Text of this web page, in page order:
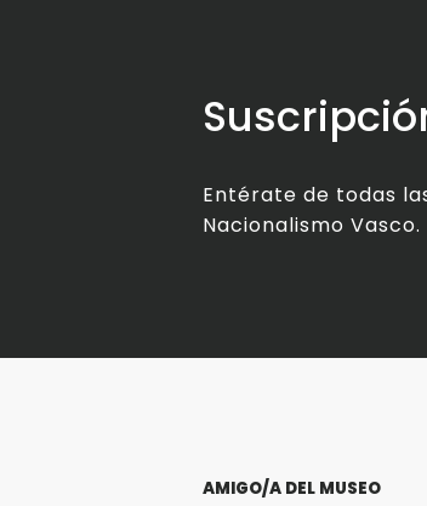
Entérate de todas
Nacionalismo Vasco.
AMIGO/A DEL MUSEO